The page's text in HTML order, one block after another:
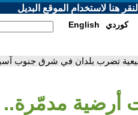
هنا لاستخدام الموقع البديل
English كوردي
تضرب بلدان في شرق جنوب
أرضية مدمّرة..